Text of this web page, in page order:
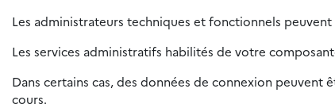
Les administrateurs techniques et fonctionnels
Les services administratifs habilités de votre
Dans certains cas, des données de connexion
cours.